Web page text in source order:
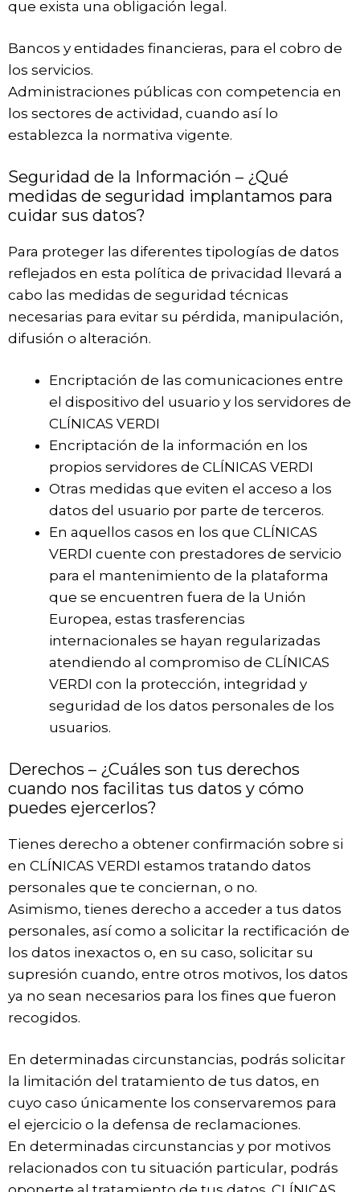
que exista una obligación legal.
Bancos y entidades financieras, para el cobro de
los servicios.
Administraciones públicas con competencia en
los sectores de actividad, cuando así lo
establezca la normativa vigente.
Seguridad de la Información – ¿Qué
medidas de seguridad implantamos para
cuidar sus datos?
Para proteger las diferentes tipologías de datos
reflejados en esta política de privacidad llevará a
cabo las medidas de seguridad técnicas
necesarias para evitar su pérdida, manipulación,
difusión o alteración.
Encriptación de las comunicaciones entre
el dispositivo del usuario y los servidores de
CLÍNICAS VERDI
Encriptación de la información en los
propios servidores de CLÍNICAS VERDI
Otras medidas que eviten el acceso a los
datos del usuario por parte de terceros.
En aquellos casos en los que CLÍNICAS
VERDI cuente con prestadores de servicio
para el mantenimiento de la plataforma
que se encuentren fuera de la Unión
Europea, estas trasferencias
internacionales se hayan regularizadas
atendiendo al compromiso de CLÍNICAS
VERDI con la protección, integridad y
seguridad de los datos personales de los
usuarios.
Derechos – ¿Cuáles son tus derechos
cuando nos facilitas tus datos y cómo
puedes ejercerlos?
Tienes derecho a obtener confirmación sobre si
en CLÍNICAS VERDI estamos tratando datos
personales que te conciernan, o no.
Asimismo, tienes derecho a acceder a tus datos
personales, así como a solicitar la rectificación de
los datos inexactos o, en su caso, solicitar su
supresión cuando, entre otros motivos, los datos
ya no sean necesarios para los fines que fueron
recogidos.
En determinadas circunstancias, podrás solicitar
la limitación del tratamiento de tus datos, en
cuyo caso únicamente los conservaremos para
el ejercicio o la defensa de reclamaciones.
En determinadas circunstancias y por motivos
relacionados con tu situación particular, podrás